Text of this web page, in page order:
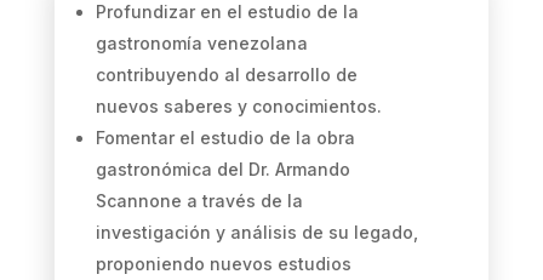
Profundizar en el estudio de la
gastronomía venezolana
contribuyendo al desarrollo de
nuevos saberes y conocimientos.
Fomentar el estudio de la obra
gastronómica del Dr. Armando
Scannone a través de la
investigación y análisis de su legado,
proponiendo nuevos estudios